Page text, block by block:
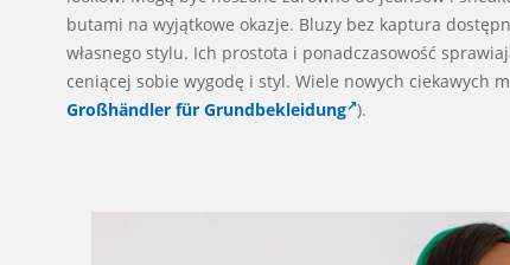
butami na wyjątkowe okazje. Bluzy bez kaptura
własnego stylu. Ich prostota i ponadczasowość
ceniącej sobie wygodę i styl. Wiele nowych ciekawych
Großhändler für Grundbekleidung ).